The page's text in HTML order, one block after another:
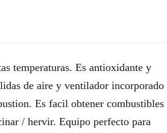
temperaturas. Es antioxidante y
de aire y ventilador incorporado
Es facil obtener combustibles
/ hervir. Equipo perfecto para